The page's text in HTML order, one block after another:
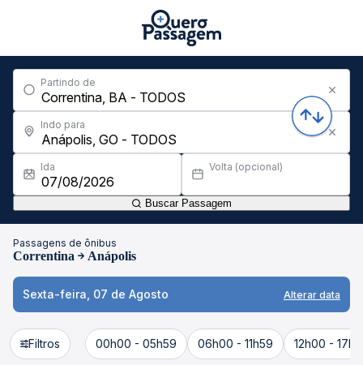
Partindo de
Indo para
Ida Volta (opcional)
Buscar Passagem
Passagens de ônibus
Correntina Anápolis
Sexta-feira, 07 de Agosto Alterar data
Filtros 00h00 - 05h59 06h00 - 11h59 12h00 -